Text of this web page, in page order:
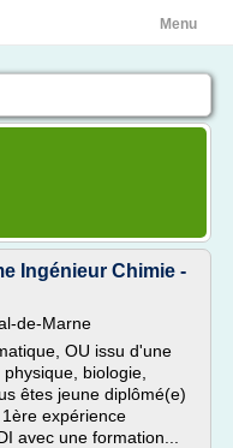
Menu
Ingénieur Chimie -
de-Marne
OU issu d'une
biologie,
êtes jeune diplômé(e)
expérience
avec une formation...